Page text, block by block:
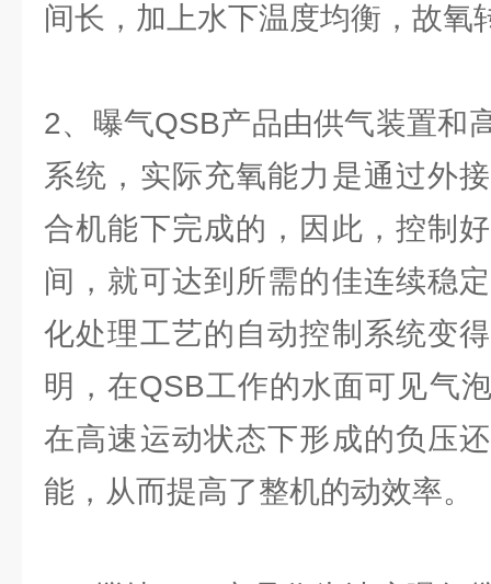
间长，加上水下温度均衡，故氧
2、曝气QSB产品由供气装置和
系统，实际充氧能力是通过外
合机能下完成的，因此，控制
间，就可达到所需的佳连续稳
化处理工艺的自动控制系统变
明，在QSB工作的水面可见气
在高速运动状态下形成的负压
能，从而提高了整机的动效率。